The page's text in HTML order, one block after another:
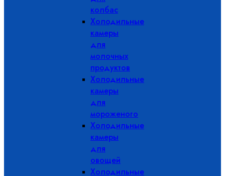
колбас
Холодильные
камеры
для
молочных
продуктов
Холодильные
камеры
для
мороженого
Холодильные
камеры
для
овощей
Холодильные